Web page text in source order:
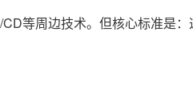
等周边技术。但核心标准是